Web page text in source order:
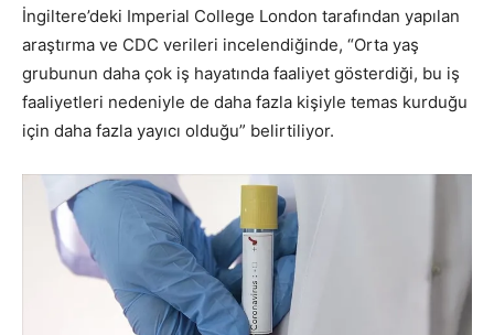
İngiltere’deki Imperial College London tarafından yapılan
araştırma ve CDC verileri incelendiğinde, “Orta yaş
grubunun daha çok iş hayatında faaliyet gösterdiği, bu iş
faaliyetleri nedeniyle de daha fazla kişiyle temas kurduğu
için daha fazla yayıcı olduğu” belirtiliyor.